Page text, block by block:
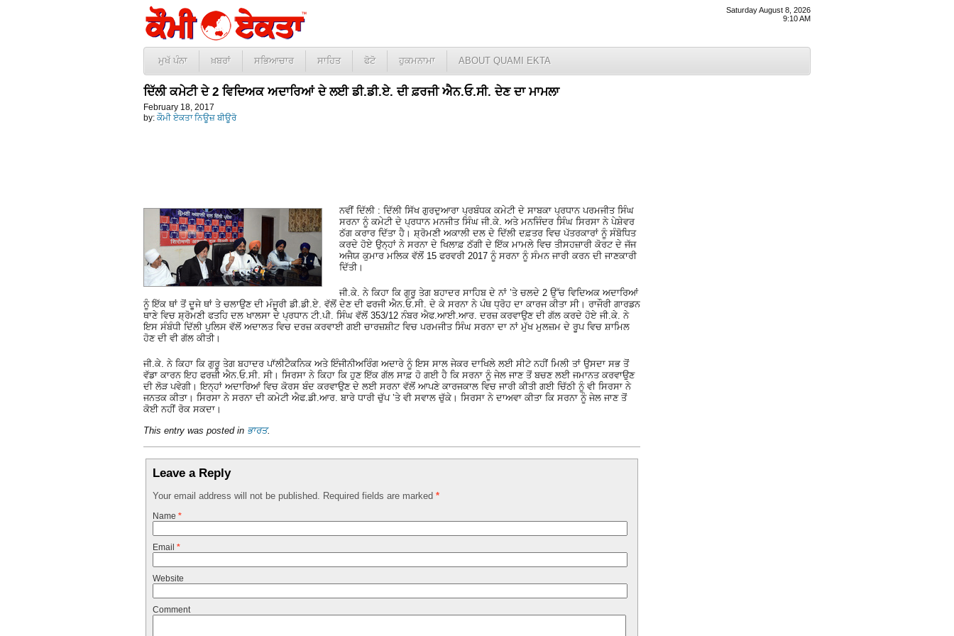
Saturday August 8, 2026
9:10 AM
ਮੁਖੱ ਪੰਨਾ ਖ਼ਬਰਾਂ ਸਭਿਆਚਾਰ ਸਾਹਿਤ ਫੋਟੋ ਹੁਕਮਨਾਮਾ ABOUT QUAMI EKTA
ਦਿੱਲੀ ਕਮੇਟੀ ਦੇ 2 ਵਿਦਿਅਕ ਅਦਾਰਿਆਂ ਦੇ ਲਈ ਡੀ.ਡੀ.ਏ. ਦੀ ਫ਼ਰਜੀ ਐਨ.ਓ.ਸੀ. ਦੇਣ ਦਾ ਮਾਮਲਾ
February 18, 2017
by: ਕੌਮੀ ਏਕਤਾ ਨਿਊਜ਼ ਬੀਊਰੋ
ਨਵੀਂ ਦਿੱਲੀ : ਦਿੱਲੀ ਸਿੱਖ ਗੁਰਦੁਆਰਾ ਪ੍ਰਬੰਧਕ ਕਮੇਟੀ ਦੇ ਸਾਬਕਾ ਪ੍ਰਧਾਨ ਪਰਮਜੀਤ ਸਿੰਘ
ਸਰਨਾ ਨੂੰ ਕਮੇਟੀ ਦੇ ਪ੍ਰਧਾਨ ਮਨਜੀਤ ਸਿੰਘ ਜੀ.ਕੇ. ਅਤੇ ਮਨਜਿੰਦਰ ਸਿੰਘ ਸਿਰਸਾ ਨੇ ਪੇਸ਼ੇਵਰ
ਠੱਗ ਕਰਾਰ ਦਿੱਤਾ ਹੈ। ਸ਼੍ਰੋਮਣੀ ਅਕਾਲੀ ਦਲ ਦੇ ਦਿੱਲੀ ਦਫ਼ਤਰ ਵਿਚ ਪੱਤਰਕਾਰਾਂ ਨੂੰ ਸੰਬੋਧਿਤ
ਕਰਦੇ ਹੋਏ ਉਨ੍ਹਾਂ ਨੇ ਸਰਨਾ ਦੇ ਖਿਲਾਫ਼ ਠੱਗੀ ਦੇ ਇੱਕ ਮਾਮਲੇ ਵਿਚ ਤੀਸਹਜ਼ਾਰੀ ਕੋਰਟ ਦੇ ਜੱਜ
ਅਜੈਯ ਕੁਮਾਰ ਮਲਿਕ ਵੱਲੋਂ 15 ਫਰਵਰੀ 2017 ਨੂੰ ਸਰਨਾ ਨੂੰ ਸੰਮਨ ਜਾਰੀ ਕਰਨ ਦੀ ਜਾਣਕਾਰੀ
ਦਿੱਤੀ।
ਜੀ.ਕੇ. ਨੇ ਕਿਹਾ ਕਿ ਗੁਰੂ ਤੇਗ ਬਹਾਦਰ ਸਾਹਿਬ ਦੇ ਨਾਂ ’ਤੇ ਚਲਦੇ 2 ਉੱਚ ਵਿਦਿਅਕ ਅਦਾਰਿਆਂ
ਨੂੰ ਇੱਕ ਥਾਂ ਤੋਂ ਦੂਜੇ ਥਾਂ ਤੇ ਚਲਾਉਣ ਦੀ ਮੰਜੂਰੀ ਡੀ.ਡੀ.ਏ. ਵੱਲੋਂ ਦੇਣ ਦੀ ਫਰਜੀ ਐਨ.ਓ.ਸੀ. ਦੇ ਕੇ ਸਰਨਾ ਨੇ ਪੰਥ ਧ੍ਰੋਹ ਦਾ ਕਾਰਜ ਕੀਤਾ ਸੀ। ਰਾਜੌਰੀ ਗਾਰਡਨ
ਥਾਣੇ ਵਿਚ ਸ਼੍ਰੋਮਣੀ ਫਤਹਿ ਦਲ ਖਾਲਸਾ ਦੇ ਪ੍ਰਧਾਨ ਟੀ.ਪੀ. ਸਿੰਘ ਵੱਲੋਂ 353/12 ਨੰਬਰ ਐਫ.ਆਈ.ਆਰ. ਦਰਜ਼ ਕਰਵਾਉਣ ਦੀ ਗੱਲ ਕਰਦੇ ਹੋਏ ਜੀ.ਕੇ. ਨੇ
ਇਸ ਸੰਬੰਧੀ ਦਿੱਲੀ ਪੁਲਿਸ ਵੱਲੋਂ ਅਦਾਲਤ ਵਿਚ ਦਰਜ਼ ਕਰਵਾਈ ਗਈ ਚਾਰਜ਼ਸ਼ੀਟ ਵਿਚ ਪਰਮਜੀਤ ਸਿੰਘ ਸਰਨਾ ਦਾ ਨਾਂ ਮੁੱਖ ਮੁਲਜ਼ਮ ਦੇ ਰੂਪ ਵਿਚ ਸ਼ਾਮਿਲ
ਹੋਣ ਦੀ ਵੀ ਗੱਲ ਕੀਤੀ।
ਜੀ.ਕੇ. ਨੇ ਕਿਹਾ ਕਿ ਗੁਰੂ ਤੇਗ ਬਹਾਦਰ ਪਾੱਲੀਟੈਕਨਿਕ ਅਤੇ ਇੰਜੀਨੀਅਰਿੰਗ ਅਦਾਰੇ ਨੂੰ ਇਸ ਸਾਲ ਜੇਕਰ ਦਾਖਿਲੇ ਲਈ ਸੀਟੇ ਨਹੀਂ ਮਿਲੀ ਤਾਂ ਉਸਦਾ ਸਭ ਤੋਂ
ਵੱਡਾ ਕਾਰਨ ਇਹ ਫਰਜ਼ੀ ਐਨ.ਓ.ਸੀ. ਸੀ। ਸਿਰਸਾ ਨੇ ਕਿਹਾ ਕਿ ਹੁਣ ਇੱਕ ਗੱਲ ਸਾਫ਼ ਹੋ ਗਈ ਹੈ ਕਿ ਸਰਨਾ ਨੂੰ ਜੇਲ ਜਾਣ ਤੋਂ ਬਚਣ ਲਈ ਜਮਾਨਤ ਕਰਵਾਉਣ
ਦੀ ਲੋੜ ਪਵੇਗੀ। ਇਨ੍ਹਾਂ ਅਦਾਰਿਆਂ ਵਿਚ ਕੋਰਸ ਬੰਦ ਕਰਵਾਉਣ ਦੇ ਲਈ ਸਰਨਾ ਵੱਲੋਂ ਆਪਣੇ ਕਾਰਜਕਾਲ ਵਿਚ ਜਾਰੀ ਕੀਤੀ ਗਈ ਚਿੱਠੀ ਨੂੰ ਵੀ ਸਿਰਸਾ ਨੇ
ਜਨਤਕ ਕੀਤਾ। ਸਿਰਸਾ ਨੇ ਸਰਨਾ ਦੀ ਕਮੇਟੀ ਐਫ.ਡੀ.ਆਰ. ਬਾਰੇ ਧਾਰੀ ਚੁੱਪ ’ਤੇ ਵੀ ਸਵਾਲ ਚੁੱਕੇ। ਸਿਰਸਾ ਨੇ ਦਾਅਵਾ ਕੀਤਾ ਕਿ ਸਰਨਾ ਨੂੰ ਜੇਲ ਜਾਣ ਤੋਂ
ਕੋਈ ਨਹੀਂ ਰੋਕ ਸਕਦਾ।
This entry was posted in ਭਾਰਤ.
Leave a Reply
Your email address will not be published. Required fields are marked *
Name *
Email *
Website
Comment